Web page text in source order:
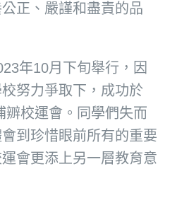
正、嚴謹和盡責的品
年10月下旬舉行，因
努力爭取下，成功於
辧校運會。同學們失而
到珍惜眼前所有的重要
會更添上另一層教育意